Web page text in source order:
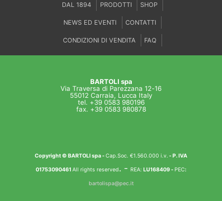
DAL 1894 PRODOTTI SHOP
NEWS ED EVENTI CONTATTI
CONDIZIONI DI VENDITA FAQ
BARTOLI spa
Via Traversa di Parezzana 12-16
55012 Carraia, Lucca Italy
tel. +39 0583 980196
fax. +39 0583 980878
Copyright © BARTOLI spa-Cap.Soc. €1.560.000 i.v. - P. IVA
01753090461 All rights reserved. - REA: LU168409 - PEC:
bartolispa@pec.it